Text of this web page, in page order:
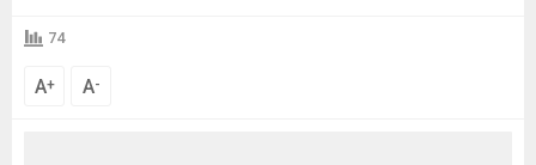
74
A+ A-